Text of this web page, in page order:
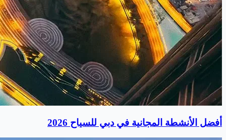
أفضل الأنشطة المجانية في دبي للسياح 2026